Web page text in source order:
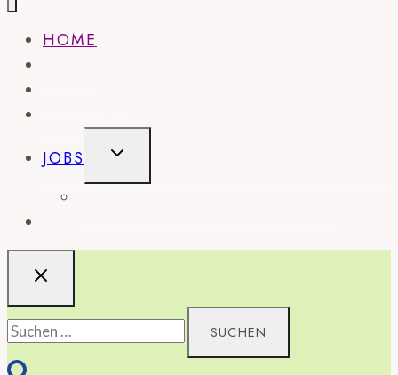
HOME
JOBS
UNTERMENÜ
Suchen
nach: